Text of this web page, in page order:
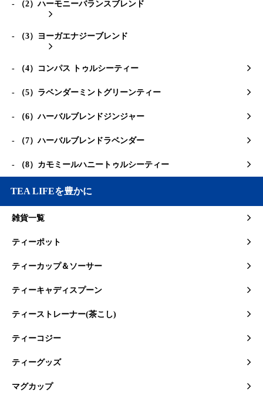
- （2）ハーモニーバランスブレンド
- （3）ヨーガエナジーブレンド
- （4）コンパス トゥルシーティー
- （5）ラベンダーミントグリーンティー
- （6）ハーバルブレンドジンジャー
- （7）ハーバルブレンドラベンダー
- （8）カモミールハニートゥルシーティー
TEA LIFEを豊かに
雑貨一覧
ティーポット
ティーカップ＆ソーサー
ティーキャディスプーン
ティーストレーナー(茶こし)
ティーコジー
ティーグッズ
マグカップ